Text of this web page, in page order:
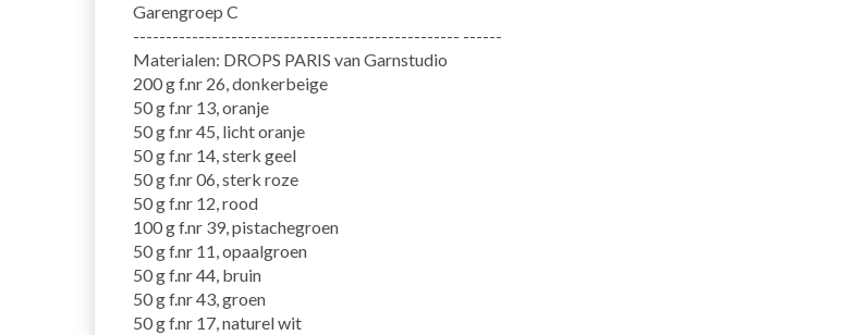
Garengroep C
-------------------------------------------------- ------
Materialen: DROPS PARIS van Garnstudio
200 g f.nr 26, donkerbeige
50 g f.nr 13, oranje
50 g f.nr 45, licht oranje
50 g f.nr 14, sterk geel
50 g f.nr 06, sterk roze
50 g f.nr 12, rood
100 g f.nr 39, pistachegroen
50 g f.nr 11, opaalgroen
50 g f.nr 44, bruin
50 g f.nr 43, groen
50 g f.nr 17, naturel wit